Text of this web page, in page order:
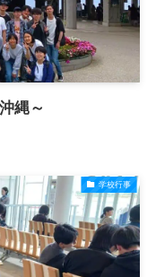
縄～
学校行事